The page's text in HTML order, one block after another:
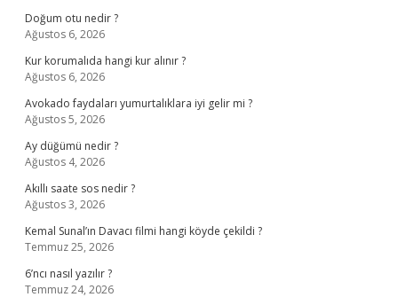
Doğum otu nedir ?
Ağustos 6, 2026
Kur korumalıda hangi kur alınır ?
Ağustos 6, 2026
Avokado faydaları yumurtalıklara iyi gelir mi ?
Ağustos 5, 2026
Ay düğümü nedir ?
Ağustos 4, 2026
Akıllı saate sos nedir ?
Ağustos 3, 2026
Kemal Sunal’ın Davacı filmi hangi köyde çekildi ?
Temmuz 25, 2026
6’ncı nasıl yazılır ?
Temmuz 24, 2026